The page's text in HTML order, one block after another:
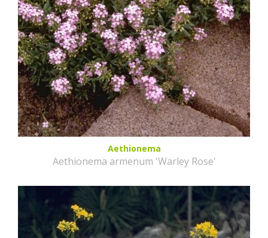
Aethionema
Aethionema armenum 'Warley Rose'